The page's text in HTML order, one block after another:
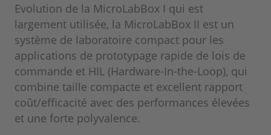
Evolution de la MicroLabBox I qui est
largement utilisée, la MicroLabBox II est un
système de laboratoire compact pour les
applications de prototypage rapide de lois de
commande et HIL (Hardware-In-the-Loop), qui
combine taille compacte et excellent rapport
coût/efficacité avec des performances élevées
et une forte polyvalence.